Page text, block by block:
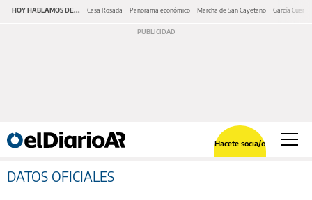
HOY HABLAMOS DE... Casa Rosada Panorama económico Marcha de San Cayetano García Cuerva
Hacete socia/o
DATOS OFICIALES